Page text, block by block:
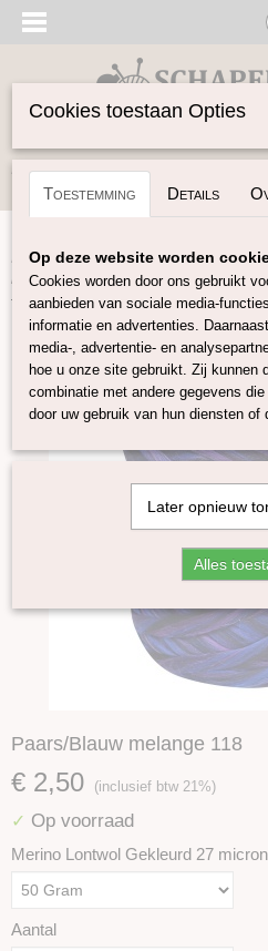
Inloggen Registreren
Home>Vilten>Lontwol
melange 118
Paars/Blauw melange 118
€ 2,50 (inclusief btw 21%)
✓ Op voorraad
Merino Lontwol Gekleurd 27 micron
Aantal
Cookies toestaan Opties
Toestemming Details
Op deze website worden
Cookies worden door ons gebruikt
aanbieden van sociale media-
informatie en advertenties.
media-, advertentie- en
hoe u onze site gebruikt. Zij kunnen
combinatie met andere gegevens
door uw gebruik van hun diensten of
Later opnieuw
Alles